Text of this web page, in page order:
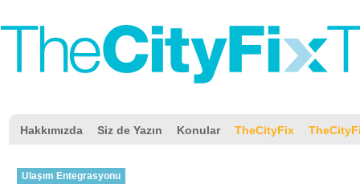
Hakkımızda Siz de Yazın Konular TheCityFix
Ulaşım Entegrasyonu